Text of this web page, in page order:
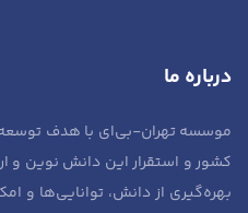
درباره ما
موسسه تهران-بی‌ای با هدف
کشور و استقرار این دانش نوین و
بهره‌گیری از دانش، توانایی‌ها و